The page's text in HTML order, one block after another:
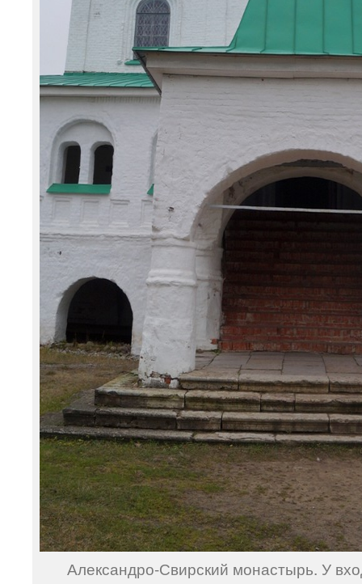
Александро-Свирский монастырь. У